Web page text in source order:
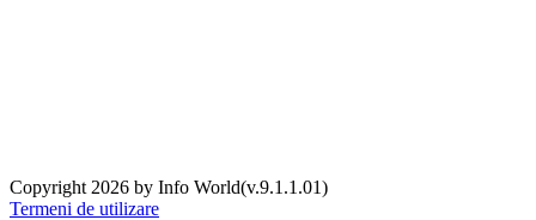
Copyright 2026 by Info World(v.9.1.1.01)
Termeni de utilizare